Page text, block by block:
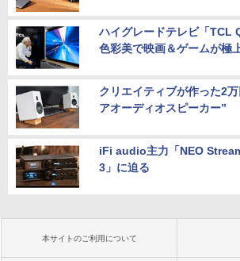
ハイグレードテレビ「TCL
色彩美で映画＆ゲームが極
クリエイティブが作った2
アオーディオスピーカー”
iFi audio主力「NEO
3」に迫る
本サイトのご利用について